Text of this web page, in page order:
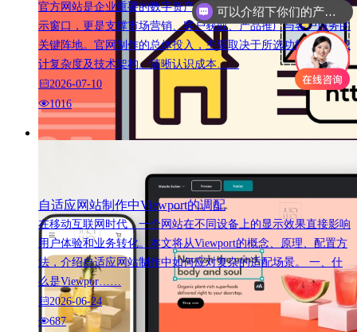
官方网站是企业重要的数字资产之一，不仅是品牌形象的线上展
示窗口，更是支撑市场营销、客户获取、产品推广与客户服务的
关键阵地。官网制作的总体投入，主要取决于所选功能模块、设
计复杂度及技术架构。清晰认识成本……
2026-07-10
1016
自适应网站制作中Viewport的调配
在移动互联网时代，一个网站在不同设备上的显示效果直接影响
用户体验和业务转化。本文将从Viewport的概念、原理、配置方
法，介绍自适应网站制作中如何应对复杂的适配场景。 一、什
么是Viewpor……
2026-06-24
687
可以介绍下你们的产品么